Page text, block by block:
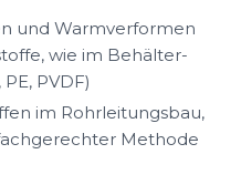
und Warmverformen
wie im Behälter-
PVDF)
im Rohrleitungsbau,
Methode